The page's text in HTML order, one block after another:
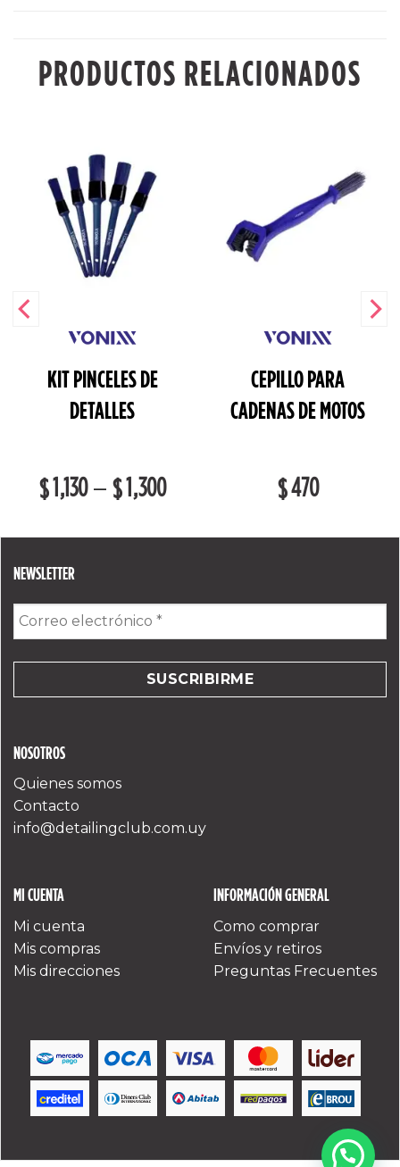
PRODUCTOS RELACIONADOS
KIT PINCELES DE
DETALLES
$1,130– $1,300
CEPILLO PARA
CADENAS DE MOTOS
$470
NOSOTROS
Quienes somos
Contacto
info@detailingclub.com.uy
MI CUENTA
Mi cuenta
Mis compras
Mis direcciones
INFORMACIÓN GENERAL
Como comprar
Envíos y retiros
Preguntas Frecuentes
NEWSLETTER
Correo
electrónico